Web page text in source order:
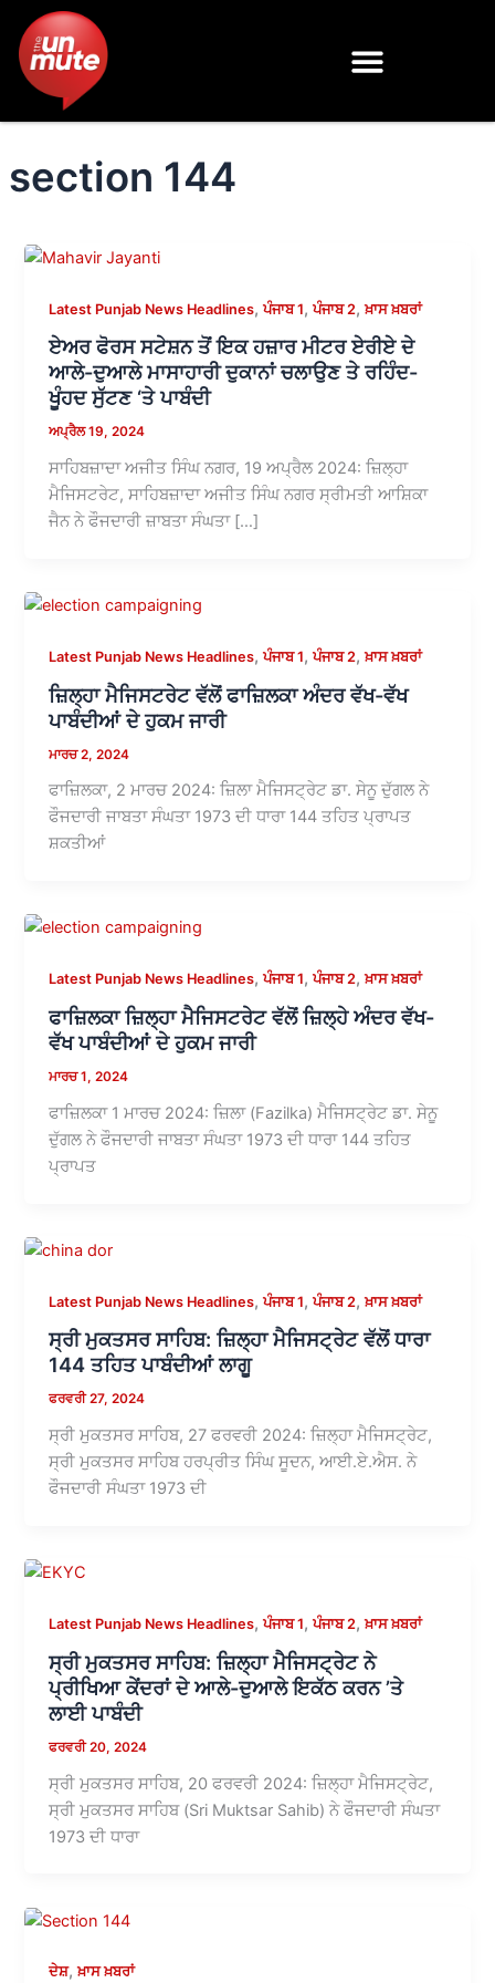
content
section 144
Latest Punjab News Headlines,ਪੰਜਾਬ 1,ਪੰਜਾਬ 2,ਖ਼ਾਸ ਖ਼ਬਰਾਂ
ਏਅਰ ਫੋਰਸ ਸਟੇਸ਼ਨ ਤੋਂ ਇਕ ਹਜ਼ਾਰ ਮੀਟਰ ਏਰੀਏ ਦੇ
ਆਲੇ-ਦੁਆਲੇ ਮਾਸਾਹਾਰੀ ਦੁਕਾਨਾਂ ਚਲਾਉਣ ਤੇ ਰਹਿੰਦ-
ਖੂੰਹਦ ਸੁੱਟਣ ‘ਤੇ ਪਾਬੰਦੀ
ਅਪ੍ਰੈਲ 19, 2024
ਸਾਹਿਬਜ਼ਾਦਾ ਅਜੀਤ ਸਿੰਘ ਨਗਰ, 19 ਅਪ੍ਰੈਲ 2024: ਜ਼ਿਲ੍ਹਾ
ਮੈਜਿਸਟਰੇਟ, ਸਾਹਿਬਜ਼ਾਦਾ ਅਜੀਤ ਸਿੰਘ ਨਗਰ ਸ੍ਰੀਮਤੀ ਆਸ਼ਿਕਾ
ਜੈਨ ਨੇ ਫੌਜਦਾਰੀ ਜ਼ਾਬਤਾ ਸੰਘਤਾ […]
Latest Punjab News Headlines,ਪੰਜਾਬ 1,ਪੰਜਾਬ 2,ਖ਼ਾਸ ਖ਼ਬਰਾਂ
ਜ਼ਿਲ੍ਹਾ ਮੈਜਿਸਟਰੇਟ ਵੱਲੋਂ ਫਾਜ਼ਿਲਕਾ ਅੰਦਰ ਵੱਖ-ਵੱਖ
ਪਾਬੰਦੀਆਂ ਦੇ ਹੁਕਮ ਜਾਰੀ
ਮਾਰਚ 2, 2024
ਫਾਜ਼ਿਲਕਾ, 2 ਮਾਰਚ 2024: ਜ਼ਿਲਾ ਮੈਜਿਸਟ੍ਰੇਟ ਡਾ. ਸੇਨੂ ਦੁੱਗਲ ਨੇ
ਫੌਜਦਾਰੀ ਜਾਬਤਾ ਸੰਘਤਾ 1973 ਦੀ ਧਾਰਾ 144 ਤਹਿਤ ਪ੍ਰਾਪਤ
ਸ਼ਕਤੀਆਂ
Latest Punjab News Headlines,ਪੰਜਾਬ 1,ਪੰਜਾਬ 2,ਖ਼ਾਸ ਖ਼ਬਰਾਂ
ਫਾਜ਼ਿਲਕਾ ਜ਼ਿਲ੍ਹਾ ਮੈਜਿਸਟਰੇਟ ਵੱਲੋਂ ਜ਼ਿਲ੍ਹੇ ਅੰਦਰ ਵੱਖ-
ਵੱਖ ਪਾਬੰਦੀਆਂ ਦੇ ਹੁਕਮ ਜਾਰੀ
ਮਾਰਚ 1, 2024
ਫਾਜ਼ਿਲਕਾ 1 ਮਾਰਚ 2024: ਜ਼ਿਲਾ (Fazilka) ਮੈਜਿਸਟ੍ਰੇਟ ਡਾ. ਸੇਨੂ
ਦੁੱਗਲ ਨੇ ਫੌਜਦਾਰੀ ਜਾਬਤਾ ਸੰਘਤਾ 1973 ਦੀ ਧਾਰਾ 144 ਤਹਿਤ
ਪ੍ਰਾਪਤ
Latest Punjab News Headlines,ਪੰਜਾਬ 1,ਪੰਜਾਬ 2,ਖ਼ਾਸ ਖ਼ਬਰਾਂ
ਸ੍ਰੀ ਮੁਕਤਸਰ ਸਾਹਿਬ: ਜ਼ਿਲ੍ਹਾ ਮੈਜਿਸਟ੍ਰੇਟ ਵੱਲੋਂ ਧਾਰਾ
144 ਤਹਿਤ ਪਾਬੰਦੀਆਂ ਲਾਗੂ
ਫਰਵਰੀ 27, 2024
ਸ੍ਰੀ ਮੁਕਤਸਰ ਸਾਹਿਬ, 27 ਫਰਵਰੀ 2024: ਜ਼ਿਲ੍ਹਾ ਮੈਜਿਸਟ੍ਰੇਟ,
ਸ੍ਰੀ ਮੁਕਤਸਰ ਸਾਹਿਬ ਹਰਪ੍ਰੀਤ ਸਿੰਘ ਸੂਦਨ, ਆਈ.ਏ.ਐਸ. ਨੇ
ਫੌਜਦਾਰੀ ਸੰਘਤਾ 1973 ਦੀ
Latest Punjab News Headlines,ਪੰਜਾਬ 1,ਪੰਜਾਬ 2,ਖ਼ਾਸ ਖ਼ਬਰਾਂ
ਸ੍ਰੀ ਮੁਕਤਸਰ ਸਾਹਿਬ: ਜ਼ਿਲ੍ਹਾ ਮੈਜਿਸਟ੍ਰੇਟ ਨੇ
ਪ੍ਰੀਖਿਆ ਕੇਂਦਰਾਂ ਦੇ ਆਲੇ-ਦੁਆਲੇ ਇਕੱਠ ਕਰਨ ’ਤੇ
ਲਾਈ ਪਾਬੰਦੀ
ਫਰਵਰੀ 20, 2024
ਸ੍ਰੀ ਮੁਕਤਸਰ ਸਾਹਿਬ, 20 ਫਰਵਰੀ 2024: ਜ਼ਿਲ੍ਹਾ ਮੈਜਿਸਟ੍ਰੇਟ,
ਸ੍ਰੀ ਮੁਕਤਸਰ ਸਾਹਿਬ (Sri Muktsar Sahib) ਨੇ ਫੌਜਦਾਰੀ ਸੰਘਤਾ
1973 ਦੀ ਧਾਰਾ
ਦੇਸ਼,ਖ਼ਾਸ ਖ਼ਬਰਾਂ